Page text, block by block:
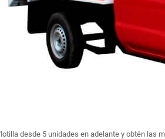
desde 5 unidades en adelante y obtén